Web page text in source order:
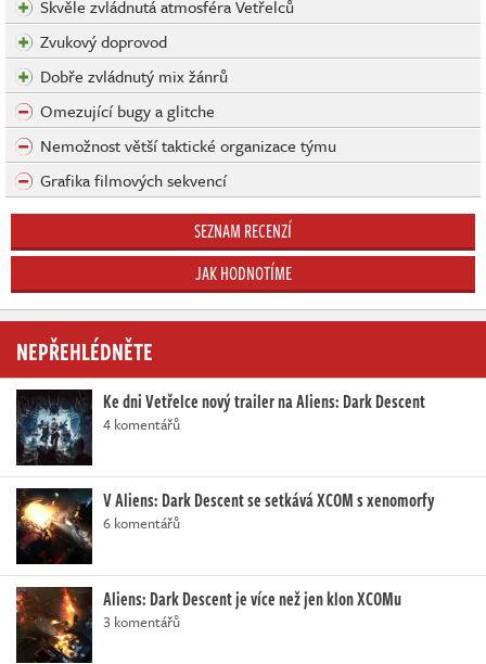
Skvěle zvládnutá atmosféra Vetřelců
Zvukový doprovod
Dobře zvládnutý mix žánrů
Omezující bugy a glitche
Nemožnost větší taktické organizace týmu
Grafika filmových sekvencí
SEZNAM RECENZÍ
JAK HODNOTÍME
NEPŘEHLÉDNĚTE
Ke dni Vetřelce nový trailer na Aliens: Dark Descent
4 komentářů
V Aliens: Dark Descent se setkává XCOM s xenomorfy
6 komentářů
Aliens: Dark Descent je více než jen klon XCOMu
3 komentářů